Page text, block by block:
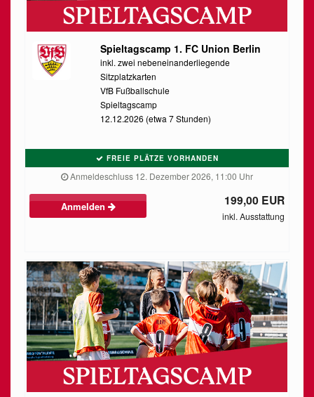
Spieltagscamp 1. FC Union Berlin
inkl. zwei nebeneinanderliegende
Sitzplatzkarten
VfB Fußballschule
Spieltagscamp
12.12.2026 (etwa 7 Stunden)
FREIE PLÄTZE VORHANDEN
Anmeldeschluss 12. Dezember 2026, 11:00 Uhr
Anmelden 199,00 EUR
inkl. Ausstattung